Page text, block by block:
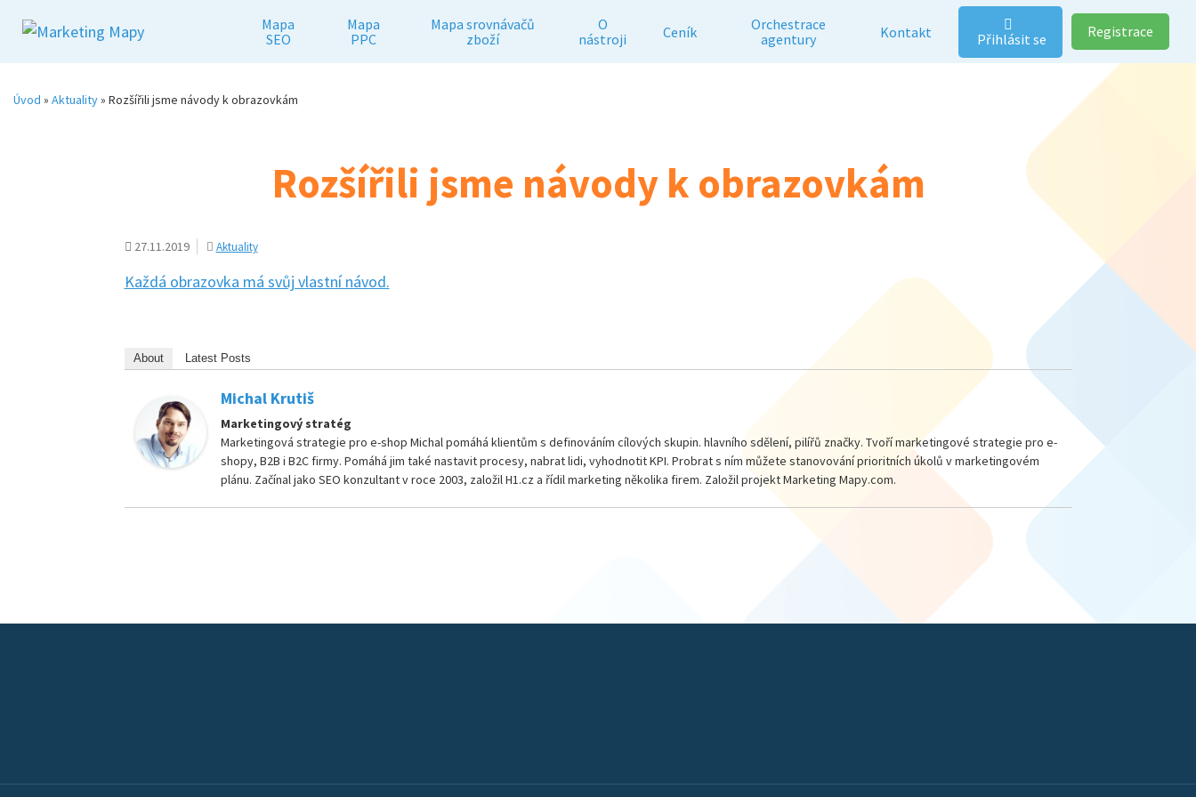
Mapa
SEO
Mapa
PPC
Mapa srovnávačů
zboží
O
nástroji
Ceník
Orchestrace
agentury
Kontakt Přihlásit se Registrace
Úvod » Aktuality» Rozšířili jsme návody k obrazovkám
Rozšířili jsme návody k obrazovkám
27.11.2019 Aktuality
Každá obrazovka má svůj vlastní návod.
About Latest Posts
Michal Krutiš
Marketingový stratég
Marketingová strategie pro e-shop Michal pomáhá klientům s definováním cílových skupin. hlavního sdělení, pilířů značky. Tvoří marketingové strategie pro e-
shopy, B2B i B2C firmy. Pomáhá jim také nastavit procesy, nabrat lidi, vyhodnotit KPI. Probrat s ním můžete stanovování prioritních úkolů v marketingovém
plánu. Začínal jako SEO konzultant v roce 2003, založil H1.cz a řídil marketing několika firem. Založil projekt Marketing Mapy.com.